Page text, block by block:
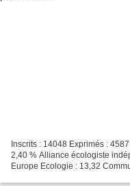
Inscrits : 14048 Exprimés :
2,40 % Alliance écologiste
Europe Ecologie : 13,32